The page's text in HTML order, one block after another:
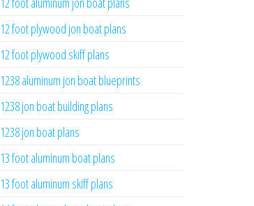
12 foot plywood jon boat plans
12 foot plywood skiff plans
1238 aluminum jon boat blueprints
1238 jon boat building plans
1238 jon boat plans
13 foot aluminum boat plans
13 foot aluminum skiff plans